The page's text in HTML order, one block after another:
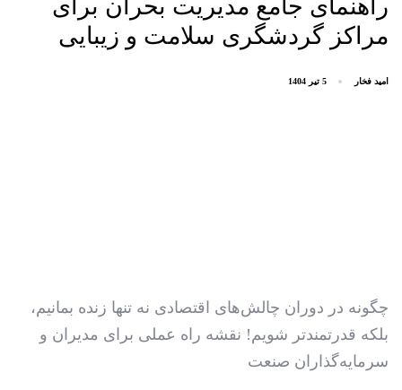
راهنمای جامع مدیریت بحران برای
مراکز گردشگری سلامت و زیبایی
امید فخار 5 تیر 1404
چگونه در دوران چالش‌های اقتصادی نه تنها زنده بمانیم،
بلکه قدرتمندتر شویم! نقشه راه عملی برای مدیران و
سرمایه‌گذاران صنعت